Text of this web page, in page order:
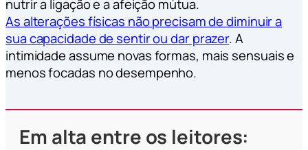
nutrir a ligação e a afeição mútua.
As alterações físicas não precisam de diminuir a
sua capacidade de sentir ou dar prazer. A
intimidade assume novas formas, mais sensuais e
menos focadas no desempenho.
Em alta entre os leitores: